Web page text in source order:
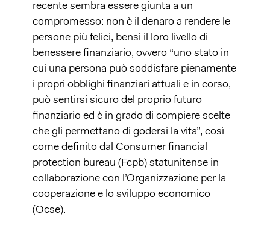
recente sembra essere giunta a un
compromesso: non è il denaro a rendere le
persone più felici, bensì il loro livello di
benessere finanziario, ovvero “uno stato in
cui una persona può soddisfare pienamente
i propri obblighi finanziari attuali e in corso,
può sentirsi sicuro del proprio futuro
finanziario ed è in grado di compiere scelte
che gli permettano di godersi la vita”, così
come definito dal Consumer financial
protection bureau (Fcpb) statunitense in
collaborazione con l’Organizzazione per la
cooperazione e lo sviluppo economico
(Ocse).